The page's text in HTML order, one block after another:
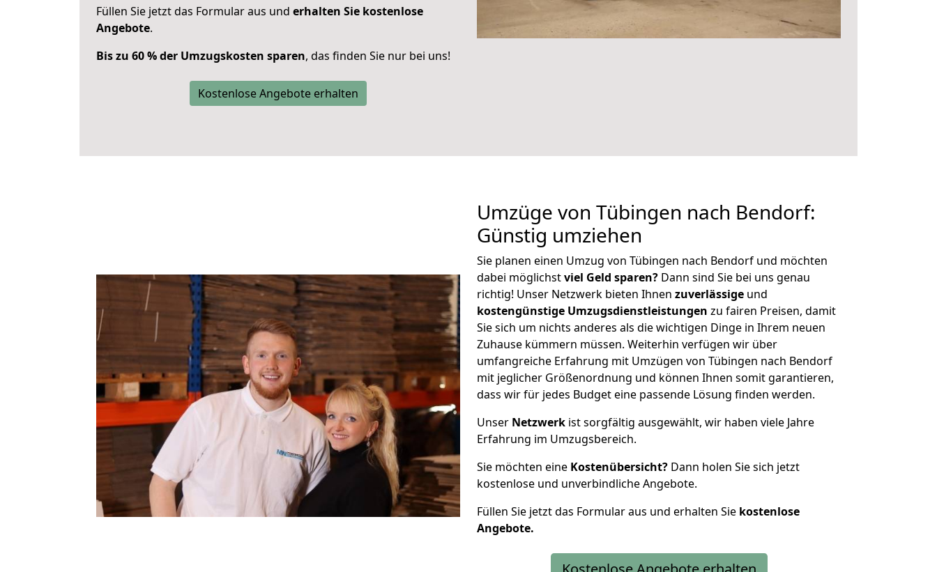
Füllen Sie jetzt das Formular aus und erhalten Sie kostenlose
Angebote.
Bis zu 60 % der Umzugskosten sparen, das finden Sie nur bei uns!
Kostenlose Angebote erhalten
Umzüge von Tübingen nach Bendorf:
Günstig umziehen
Sie planen einen Umzug von Tübingen nach Bendorf und möchten
dabei möglichstviel Geld sparen? Dann sind Sie bei uns genau
richtig! Unser Netzwerk bieten Ihnen zuverlässige und
kostengünstige Umzugsdienstleistungen zu fairen Preisen, damit
Sie sich um nichts anderes als die wichtigen Dinge in Ihrem neuen
Zuhause kümmern müssen. Weiterhin verfügen wir über
umfangreiche Erfahrung mit Umzügen von Tübingen nach Bendorf
mit jeglicher Größenordnung und können Ihnen somit garantieren,
dass wir für jedes Budget eine passende Lösung finden werden.
Unser Netzwerk ist sorgfältig ausgewählt, wir haben viele Jahre
Erfahrung im Umzugsbereich.
Sie möchten eine Kostenübersicht? Dann holen Sie sich jetzt
kostenlose und unverbindliche Angebote.
Füllen Sie jetzt das Formular aus und erhalten Sie kostenlose
Angebote.